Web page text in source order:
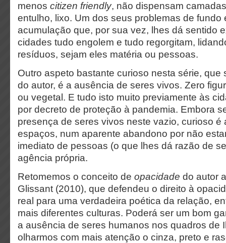
menos citizen friendly, não dispensam
entulho, lixo. Um dos seus problemas de fundo
acumulação que, por sua vez, lhes dá sentido
cidades tudo engolem e tudo regorgitam,
resíduos, sejam eles matéria ou pessoas.
Outro aspeto bastante curioso nesta série, que
do autor, é a ausência de seres vivos. Zero
ou vegetal. E tudo isto muito previamente às
por decreto de proteção à pandemia. Embora
presença de seres vivos neste vazio, curioso é
espaços, num aparente abandono por não
imediato de pessoas (o que lhes dá razão de
agência própria.
Retomemos o conceito de opacidade do autor
Glissant (2010), que defendeu o direito à
real para uma verdadeira poética da relação,
mais diferentes culturas. Poderá ser um bom
a ausência de seres humanos nos quadros de
olharmos com mais atenção o cinza, preto e